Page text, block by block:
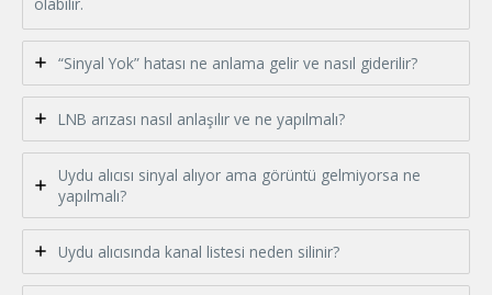
“Sinyal Yok” hatası ne anlama gelir ve nasıl giderilir?
LNB arızası nasıl anlaşılır ve ne yapılmalı?
Uydu alıcısı sinyal alıyor ama görüntü gelmiyorsa ne
yapılmalı?
Uydu alıcısında kanal listesi neden silinir?